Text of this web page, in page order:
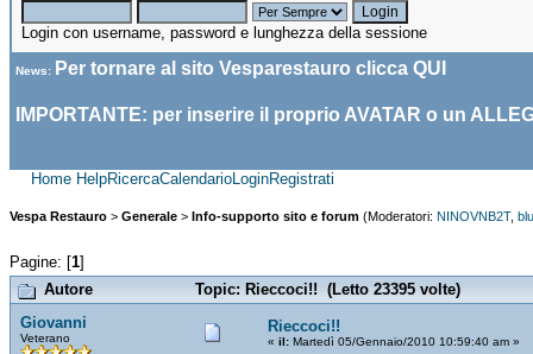
Login con username, password e lunghezza della sessione
News: Per tornare al sito Vesparestauro clicca QUI
IMPORTANTE: per inserire il proprio AVATAR o un
Home HelpRicercaCalendarioLoginRegistrati
Vespa Restauro > Generale > Info-supporto sito e forum (Moderatori: NINOVNB2T,
Pagine: [1]
Autore
Topic: Rieccoci!! (Letto 23395 volte)
Giovanni
Veterano
Rieccoci!!
« il: Martedì 05/Gennaio/2010 10:59:40 am »